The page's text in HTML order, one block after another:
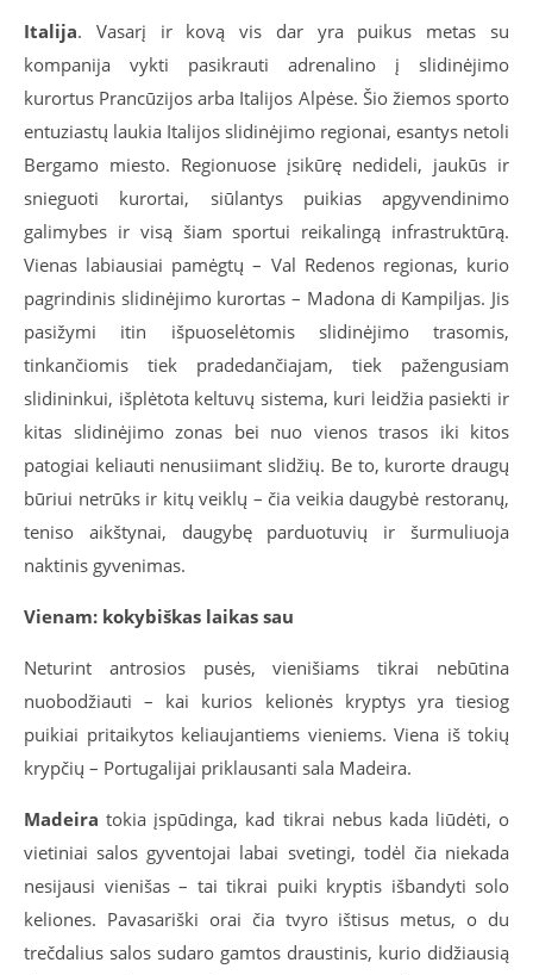
Italija. Vasarį ir kovą vis dar yra puikus metas su
kompanija vykti pasikrauti adrenalino į slidinėjimo
kurortus Prancūzijos arba Italijos Alpėse. Šio žiemos sporto
entuziastų laukia Italijos slidinėjimo regionai, esantys netoli
Bergamo miesto. Regionuose įsikūrę nedideli, jaukūs ir
snieguoti kurortai, siūlantys puikias apgyvendinimo
galimybes ir visą šiam sportui reikalingą infrastruktūrą.
Vienas labiausiai pamėgtų – Val Redenos regionas, kurio
pagrindinis slidinėjimo kurortas – Madona di Kampiljas. Jis
pasižymi itin išpuoselėtomis slidinėjimo trasomis,
tinkančiomis tiek pradedančiajam, tiek pažengusiam
slidininkui, išplėtota keltuvų sistema, kuri leidžia pasiekti ir
kitas slidinėjimo zonas bei nuo vienos trasos iki kitos
patogiai keliauti nenusiimant slidžių. Be to, kurorte draugų
būriui netrūks ir kitų veiklų – čia veikia daugybė restoranų,
teniso aikštynai, daugybę parduotuvių ir šurmuliuoja
naktinis gyvenimas.
Vienam: kokybiškas laikas sau
Neturint antrosios pusės, vienišiams tikrai nebūtina
nuobodžiauti – kai kurios kelionės kryptys yra tiesiog
puikiai pritaikytos keliaujantiems vieniems. Viena iš tokių
krypčių – Portugalijai priklausanti sala Madeira.
Madeira tokia įspūdinga, kad tikrai nebus kada liūdėti, o
vietiniai salos gyventojai labai svetingi, todėl čia niekada
nesijausi vienišas – tai tikrai puiki kryptis išbandyti solo
keliones. Pavasariški orai čia tvyro ištisus metus, o du
trečdalius salos sudaro gamtos draustinis, kurio didžiausią